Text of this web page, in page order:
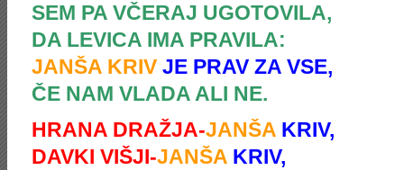
SEM PA VČERAJ UGOTOVILA,
DA LEVICA IMA PRAVILA:
JANŠA KRIV JE PRAV ZA VSE,
ČE NAM VLADA ALI NE.
HRANA DRAŽJA-JANŠA KRIV,
DAVKI VIŠJI-JANŠA KRIV,